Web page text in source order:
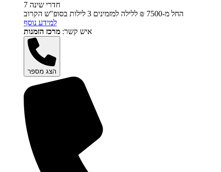
7 חדרי שינה
החל מ-‏7500 ₪ ללילה למזמינים 3 לילות בסופ"ש הקרוב
למידע נוסף
איש קשר: מרכז הזמנות
הצג מספר